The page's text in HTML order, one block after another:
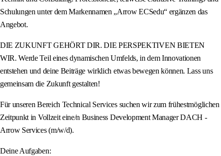
Schulungen unter dem Markennamen „Arrow ECSedu“ ergänzen das
Angebot.
DIE ZUKUNFT GEHÖRT DIR. DIE PERSPEKTIVEN BIETEN
WIR. Werde Teil eines dynamischen Umfelds, in dem Innovationen
entstehen und deine Beiträge wirklich etwas bewegen können. Lass uns
gemeinsam die Zukunft gestalten!
Für unseren Bereich Technical Services suchen wir zum frühestmöglichen
Zeitpunkt in Vollzeit eine/n Business Development Manager DACH -
Arrow Services (m/w/d).
Deine Aufgaben: